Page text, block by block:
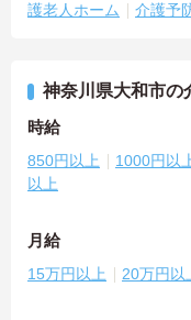
護老人ホーム
介護予
神奈川県大和市の
時給
850円以上 1000円以
以上
月給
15万円以上 20万円以